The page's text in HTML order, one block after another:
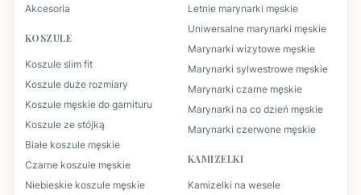
Akcesoria
KOSZULE
Koszule slim fit
Koszule duże rozmiary
Koszule męskie do garnituru
Koszule ze stójką
Białe koszule męskie
Czarne koszule męskie
Niebieskie koszule męskie
Letnie marynarki męskie
Uniwersalne marynarki męskie
Marynarki wizytowe męskie
Marynarki sylwestrowe męskie
Marynarki czarne męskie
Marynarki na co dzień męskie
Marynarki czerwone męskie
KAMIZELKI
Kamizelki na wesele